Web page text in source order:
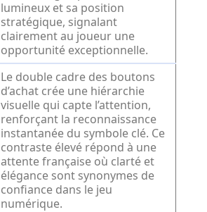
lumineux et sa position
stratégique, signalant
clairement au joueur une
opportunité exceptionnelle.
Le double cadre des boutons
d’achat crée une hiérarchie
visuelle qui capte l’attention,
renforçant la reconnaissance
instantanée du symbole clé. Ce
contraste élevé répond à une
attente française où clarté et
élégance sont synonymes de
confiance dans le jeu
numérique.